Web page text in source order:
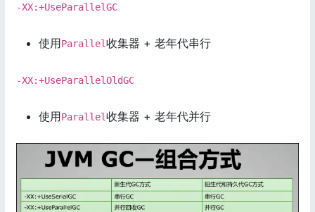
-XX:+UseParallelGC
使用Parallel收集器 + 老年代串行
-XX:+UseParallelOldGC
使用Parallel收集器 + 老年代并行